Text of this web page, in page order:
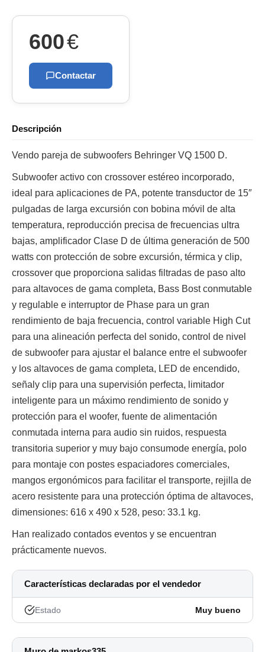
600€
Contactar
Descripción
Vendo pareja de subwoofers Behringer VQ 1500 D.
Subwoofer activo con crossover estéreo incorporado,
ideal para aplicaciones de PA, potente transductor de 15″
pulgadas de larga excursión con bobina móvil de alta
temperatura, reproducción precisa de frecuencias ultra
bajas, amplificador Clase D de última generación de 500
watts con protección de sobre excursión, térmica y clip,
crossover que proporciona salidas filtradas de paso alto
para altavoces de gama completa, Bass Bost conmutable
y regulable e interruptor de Phase para un gran
rendimiento de baja frecuencia, control variable High Cut
para una alineación perfecta del sonido, control de nivel
de subwoofer para ajustar el balance entre el subwoofer
y los altavoces de gama completa, LED de encendido,
señaly clip para una supervisión perfecta, limitador
inteligente para un máximo rendimiento de sonido y
protección para el woofer, fuente de alimentación
conmutada interna para audio sin ruidos, respuesta
transitoria superior y muy bajo consumode energía, polo
para montaje con postes espaciadores comerciales,
mangos ergonómicos para facilitar el transporte, rejilla de
acero resistente para una protección óptima de altavoces,
dimensiones: 616 x 490 x 528, peso: 33.1 kg.
Han realizado contados eventos y se encuentran
prácticamente nuevos.
Características declaradas por el vendedor
Estado Muy bueno